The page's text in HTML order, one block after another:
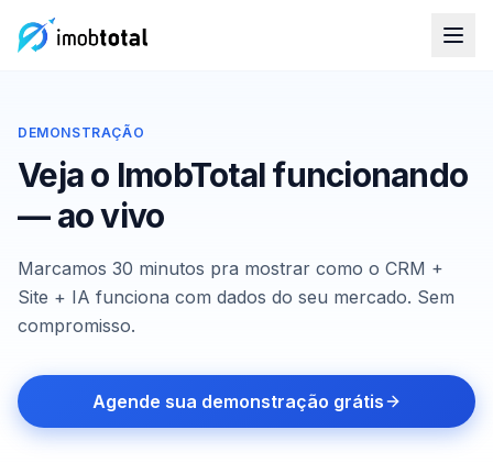
DEMONSTRAÇÃO
Veja o ImobTotal funcionando
— ao vivo
Marcamos 30 minutos pra mostrar como o CRM +
Site + IA funciona com dados do seu mercado. Sem
compromisso.
Agende sua demonstração grátis